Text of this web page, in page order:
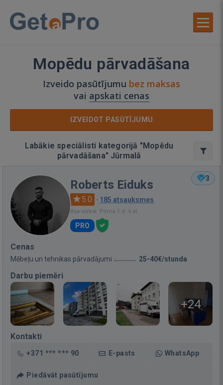
Mopēdu pārvadāšana
Izveido pasūtījumu bez maksas
vai apskati cenas
IZVEIDOT PASŪTĪJUMU
Labākie speciālisti kategorijā "Mopēdu
pārvadāšana" Jūrmalā
3
Roberts Eiduks
5.0 · 185 atsauksmes
Bija vietnē: Pirms 1 d. 4 st.
PRO
Cenas
Mēbeļu un tehnikas pārvadājumi 25-40€/stunda
Darbu piemēri
+24
Kontakti
+371 *** *** 90 E-pasts WhatsApp
Piedāvāt pasūtījumu